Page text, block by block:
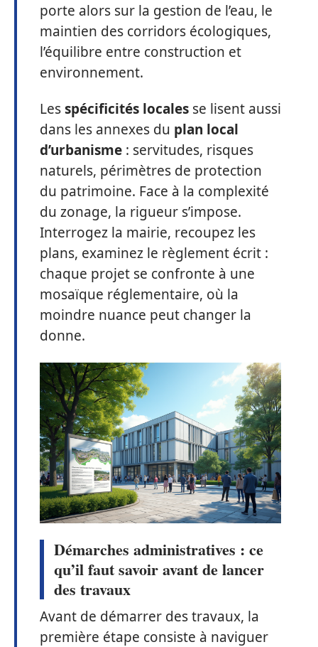
porte alors sur la gestion de l’eau, le
maintien des corridors écologiques,
l’équilibre entre construction et
environnement.
Lesspécificités locales se lisent aussi
dans les annexes du plan local
d’urbanisme : servitudes, risques
naturels, périmètres de protection
du patrimoine. Face à la complexité
du zonage, la rigueur s’impose.
Interrogez la mairie, recoupez les
plans, examinez le règlement écrit :
chaque projet se confronte à une
mosaïque réglementaire, où la
moindre nuance peut changer la
donne.
Démarches administratives : ce
qu’il faut savoir avant de lancer
des travaux
Avant de démarrer des travaux, la
première étape consiste à naviguer